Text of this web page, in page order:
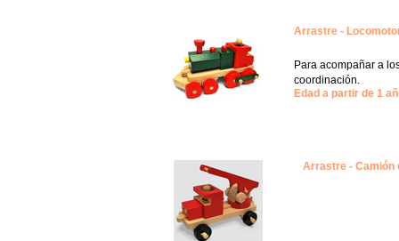
Arrastre - Camión
Arrastre -
Para acompañar a
coordinación.
Edad a partir de 1